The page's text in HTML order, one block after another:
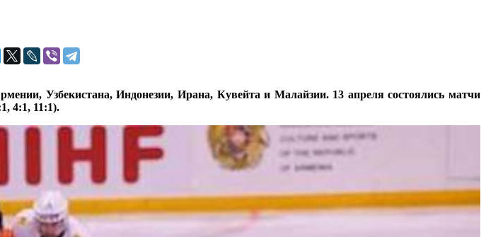
Узбекистана, Индонезии, Ирана, Кувейта и Малайзии. 13 апреля состоялись матчи
4:1, 11:1).